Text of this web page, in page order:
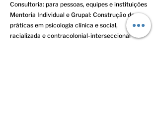
Consultoria: para pessoas, equipes e instituições
Mentoria Individual e Grupal: Construção de
práticas em psicologia clínica e social,
racializada e contracolonial-interseccional